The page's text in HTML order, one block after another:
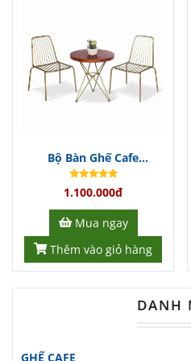
thẩm mỹ mà còn
đa cho mọi không gian.
Bộ bàn ghế cafe
thiết kế để phù
hình không gian
Dù bạn sở hữu
xinh, một nhà
một khách sạn
này đều có thể
Bộ Bàn Ghế Cafe
BGCFDT344
1.100.000đ
Mua ngay
Thêm vào giỏ hàng
DANH
GHẾ CAFE